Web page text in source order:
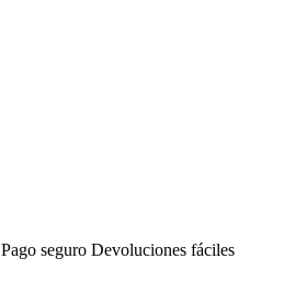
Pago seguro Devoluciones fáciles